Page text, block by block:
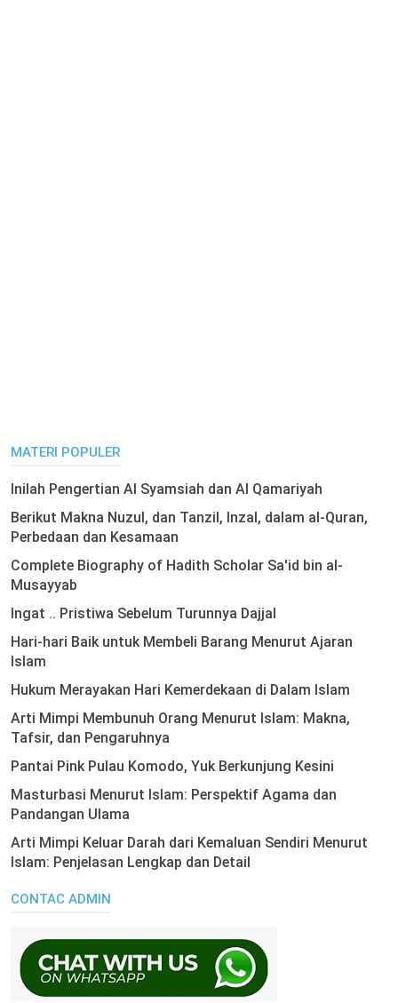
MATERI POPULER
Inilah Pengertian Al Syamsiah dan Al Qamariyah
Berikut Makna Nuzul, dan Tanzil, Inzal, dalam al-Quran,
Perbedaan dan Kesamaan
Complete Biography of Hadith Scholar Sa'id bin al-
Musayyab
Ingat .. Pristiwa Sebelum Turunnya Dajjal
Hari-hari Baik untuk Membeli Barang Menurut Ajaran
Islam
Hukum Merayakan Hari Kemerdekaan di Dalam Islam
Arti Mimpi Membunuh Orang Menurut Islam: Makna,
Tafsir, dan Pengaruhnya
Pantai Pink Pulau Komodo, Yuk Berkunjung Kesini
Masturbasi Menurut Islam: Perspektif Agama dan
Pandangan Ulama
Arti Mimpi Keluar Darah dari Kemaluan Sendiri Menurut
Islam: Penjelasan Lengkap dan Detail
CONTAC ADMIN